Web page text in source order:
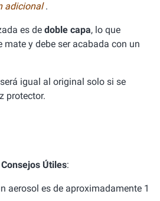
adicional.
es de doble capa, lo que
y debe ser acabada con un
igual al original solo si se
protector.
Útiles:
aerosol es de aproximadamente 1